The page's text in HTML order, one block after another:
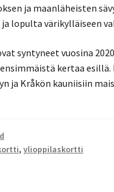
ja maanläheisten
lopulta värikylläiseen
syntyneet vuosina
kertaa
ja Kråkön kauniisiin
, ylioppilaskortti